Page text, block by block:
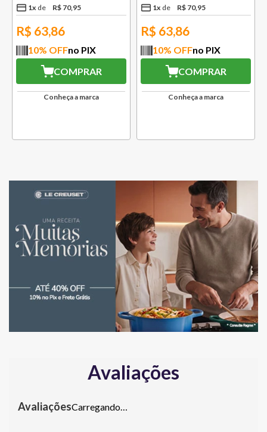
1x R$ 70,95
R$ 63,86
10% OFFno PIX
COMPRAR
Conheça a marca
1x R$ 70,95
R$ 63,86
10% OFFno PIX
COMPRAR
Conheça a marca
Avaliações
Carregando…